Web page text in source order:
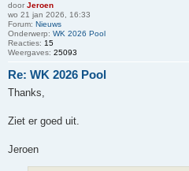
door Jeroen
wo 21 jan 2026, 16:33
Forum: Nieuws
Onderwerp: WK 2026 Pool
Reacties: 15
Weergaves: 25093
Re: WK 2026 Pool
Thanks,
Ziet er goed uit.
Jeroen